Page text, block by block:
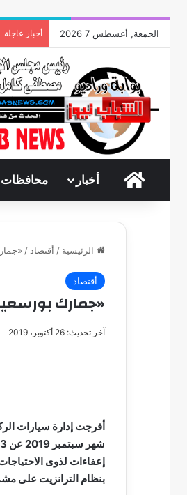
الجمعة, أغسطس 7 2026 أخبار عاجلة
الرئيسية
أخبار محافظات
الرئيسية / أقتصاد /
أقتصاد
«جمارك بورسعيد»
آخر تحديث: 26 أكتوبر، 2019
أفرجت إدارة سيارات
بنظام الترانزيت على مشمول 138 بيان جمركى